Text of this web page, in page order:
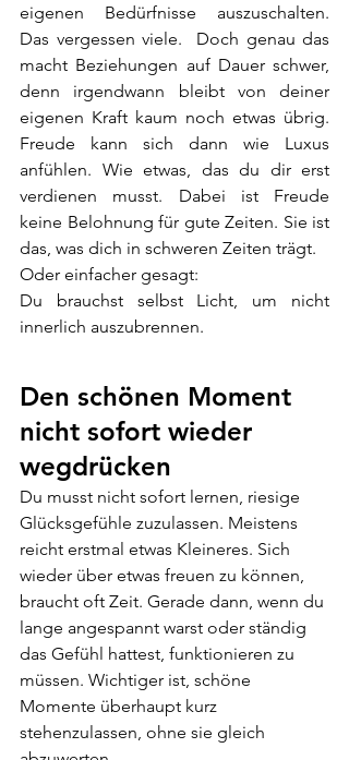
eigenen Bedürfnisse auszuschalten.
Das vergessen viele.  Doch genau das
macht Beziehungen auf Dauer schwer,
denn irgendwann bleibt von deiner
eigenen Kraft kaum noch etwas übrig.
Freude kann sich dann wie Luxus
anfühlen. Wie etwas, das du dir erst
verdienen musst. Dabei ist Freude
keine Belohnung für gute Zeiten. Sie ist
das, was dich in schweren Zeiten trägt.
Oder einfacher gesagt:
Du brauchst selbst Licht, um nicht
innerlich auszubrennen.
Den schönen Moment
nicht sofort wieder
wegdrücken
Du musst nicht sofort lernen, riesige
Glücksgefühle zuzulassen. Meistens
reicht erstmal etwas Kleineres. Sich
wieder über etwas freuen zu können,
braucht oft Zeit. Gerade dann, wenn du
lange angespannt warst oder ständig
das Gefühl hattest, funktionieren zu
müssen. Wichtiger ist, schöne
Momente überhaupt kurz
stehenzulassen, ohne sie gleich